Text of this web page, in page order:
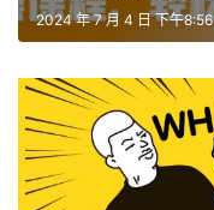
2024 年 7 月 4 日 下午8:56